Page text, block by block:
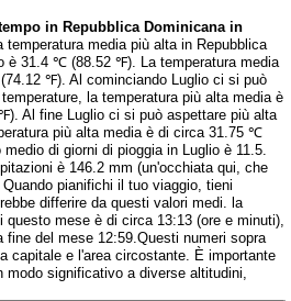
in Repubblica Dominicana in
temperatura media più alta in Repubblica
è 31.4 ℃ (88.52 ℉). La temperatura media
℉). Al cominciando Luglio ci si può
la temperatura più alta media è
Al fine Luglio ci si può aspettare più alta
più alta media è di circa 31.75 ℃
di giorni di pioggia in Luglio è 11.5.
è 146.2 mm (un'occhiata qui, che
Quando pianifichi il tuo viaggio, tieni
differire da questi valori medi. la
questo mese è di circa 13:13 (ore e minuti),
fine del mese 12:59.Questi numeri sopra
capitale e l'area circostante. È importante
modo significativo a diverse altitudini,